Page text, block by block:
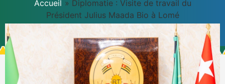
Accueil » Diplomatie : Visite de travail du
Président Julius Maada Bio à Lomé